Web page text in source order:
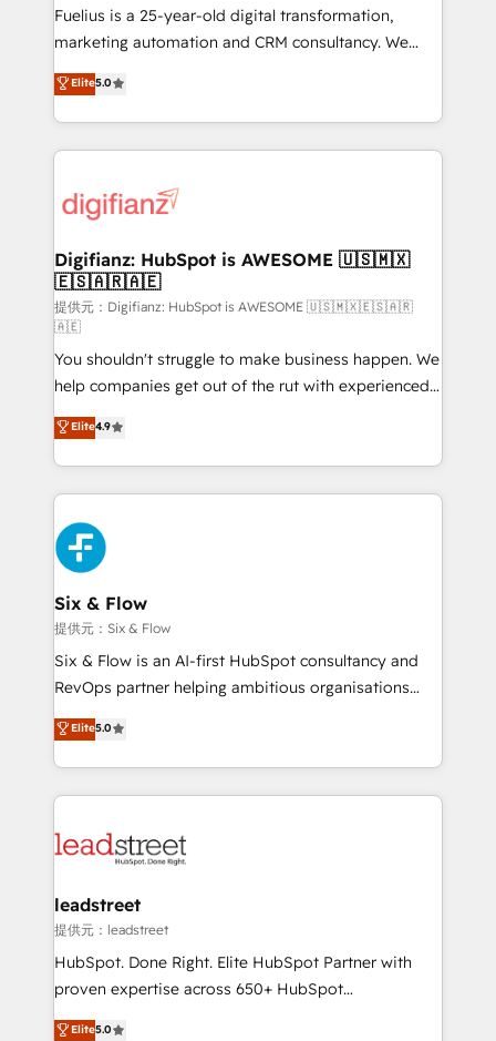
our AI governance framework, built on ISO 42001
Ready for the next step? Click the 👈 '𝗖𝗼𝗻𝘁𝗮𝗰𝘁
𝘳𝘦𝘴𝘱𝘰𝘯𝘴𝘪𝘷𝘦)
Fuelius is a 25-year-old digital transformation,
marketing automation and CRM consultancy. We
enable mid-market and enterprise clients to
maximise their return from digital and fuel their
growth. We modernise platforms, streamline
operations that are causing inefficiencies, improve
supercharge revenue operations Key services: • CRM
Transformation / Web Development • RevOps &
Sales Consulting • Marketing Automation What
makes us different? 🚀 Top 0.5% of global HubSpot
agencies ⚙️ The strongest technical ability and
integration capabilities 💼 Consultative, long-term
partners who will embed ourselves into your
business, processes and systems 🏢 We specialise in
working with mid-market and enterprise
organisations, global organisations and those with
complex use cases 🏆 CRM Implementation,
Platform Enablement, Custom Integration and
Onboarding Accredited 🔐 ISO27001 & ISO9001
Certified
Elite5.0
Digifianz: HubSpot is AWESOME 🇺🇸🇲🇽
🇪🇸🇦🇷🇦🇪
提供元：Digifianz: HubSpot is AWESOME 🇺🇸🇲🇽🇪🇸🇦🇷
🇦🇪
You shouldn't struggle to make business happen. We
help companies get out of the rut with experienced,
process-oriented teams implementing HubSpot
Marketing, Sales, Service, CMS and Operations Hub,
so selling and actually engaging with your customers
feels easy and pain-free. We are a top ranked
HubSpot Elite Partner, winner of Rookie of the Year
and Customer First Awards, 4.9/5 rating in HubSpot
Reviews and 4.9/5 rating in Clutch Reviews. Digifianz
helps the following industries: logistics & 3PL, home
improvement & construction, branding and
commercialization, real estate, health, education,
SaaS, Software Dev & IT and consulting, make the
the United States, EU, UAE, Mexico and Latin
America. From casual user to super fan: make
Elite4.9
Six & Flow
提供元：Six & Flow
Six & Flow is an AI-first HubSpot consultancy and
RevOps partner helping ambitious organisations
grow with clarity, confidence, and intelligence.
Operating across the UK, Netherlands, Ireland, and
Canada, we’ve delivered thousands of successful
HubSpot projects for mid-market and enterprise
combine HubSpot, data, and AI to design connected
and technology for predictable, scalable revenue
growth. Our expertise spans RevOps, CRM and data
architecture, AI enablement, and strategic marketing,
delivered through our proprietary FLAIR framework
Partner and ISO 27001:2022 certified consultancy,
Elite5.0
leadstreet
提供元：leadstreet
HubSpot. Done Right. Elite HubSpot Partner with
proven expertise across 650+ HubSpot
implementations. With 12+ years of HubSpot
Elite5.0